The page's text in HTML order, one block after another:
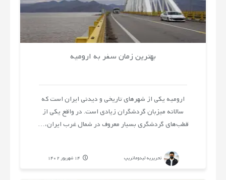
سوئیت
بهترین زمان سفر به ارومیه
ارومیه یکی از شهرهای تاریخی و دیدنی ایران است که
سالانه میزبان گردشگران زیادی است. در واقع یکی از
قطب‌های گردشگری بسیار معروف در شمال غرب ایران،…
تحریریه لیدوماتریپ 14 شهریور 1402